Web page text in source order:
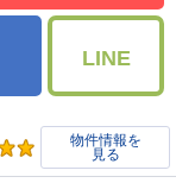
LINE
物件情報を
見る